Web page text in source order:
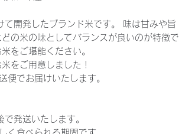
て開発したブランド米です。 味は甘みや旨
の米の味としてバランスが良いのが特徴で
をご堪能ください。
をご用意しました！
便でお届けいたします。
発送いたします。